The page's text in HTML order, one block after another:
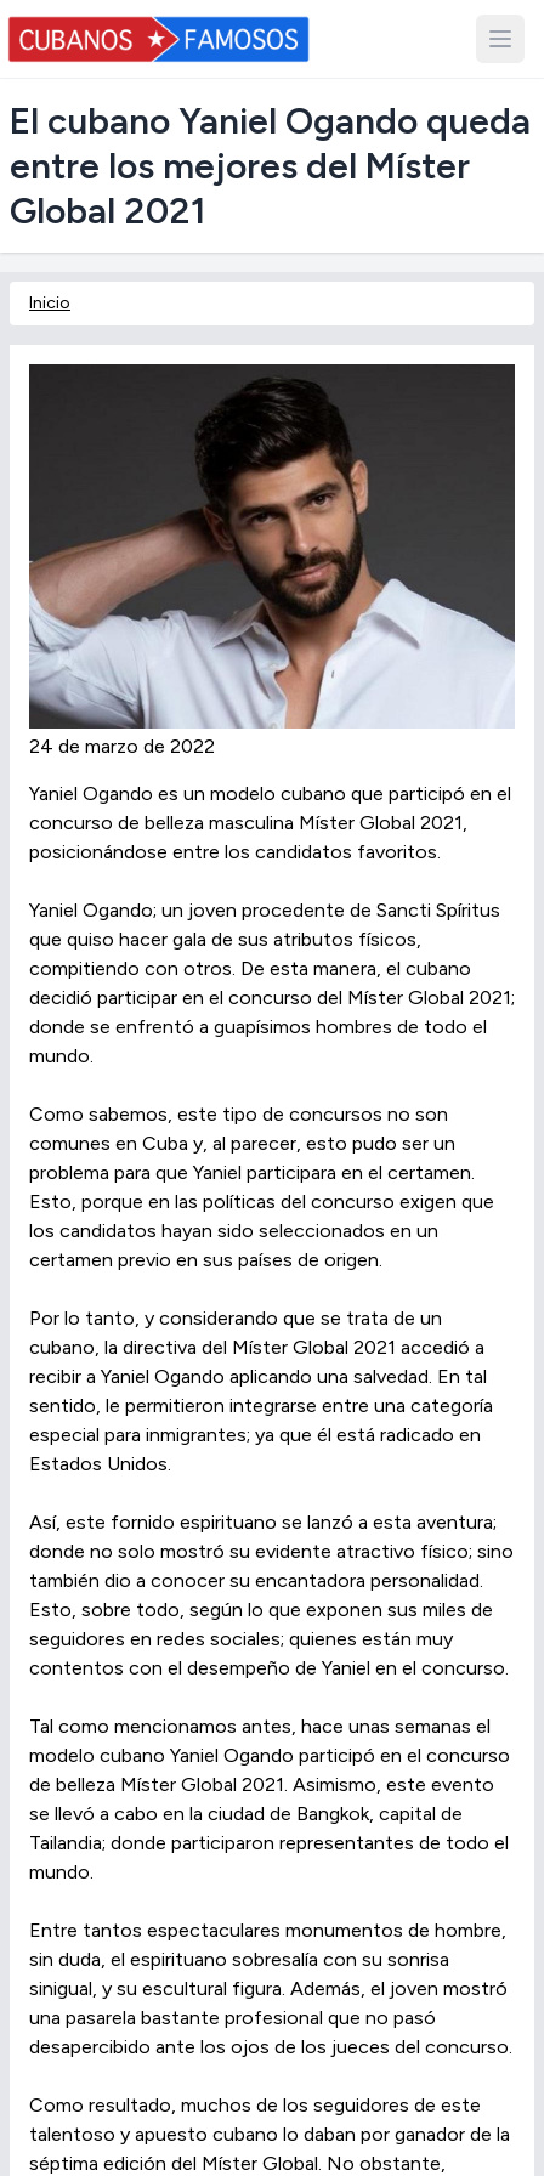
El cubano Yaniel Ogando queda
entre los mejores del Míster
Global 2021
Inicio
24 de marzo de 2022
Yaniel Ogando es un modelo cubano que participó en el
concurso de belleza masculina Míster Global 2021,
posicionándose entre los candidatos favoritos.
Yaniel Ogando; un joven procedente de Sancti Spíritus
que quiso hacer gala de sus atributos físicos,
compitiendo con otros. De esta manera, el cubano
decidió participar en el concurso del Míster Global 2021;
donde se enfrentó a guapísimos hombres de todo el
mundo.
Como sabemos, este tipo de concursos no son
comunes en Cuba y, al parecer, esto pudo ser un
problema para que Yaniel participara en el certamen.
Esto, porque en las políticas del concurso exigen que
los candidatos hayan sido seleccionados en un
certamen previo en sus países de origen.
Por lo tanto, y considerando que se trata de un
cubano, la directiva del Míster Global 2021 accedió a
recibir a Yaniel Ogando aplicando una salvedad. En tal
sentido, le permitieron integrarse entre una categoría
especial para inmigrantes; ya que él está radicado en
Estados Unidos.
Así, este fornido espirituano se lanzó a esta aventura;
donde no solo mostró su evidente atractivo físico; sino
también dio a conocer su encantadora personalidad.
Esto, sobre todo, según lo que exponen sus miles de
seguidores en redes sociales; quienes están muy
contentos con el desempeño de Yaniel en el concurso.
Tal como mencionamos antes, hace unas semanas el
modelo cubano Yaniel Ogando participó en el concurso
de belleza Míster Global 2021. Asimismo, este evento
se llevó a cabo en la ciudad de Bangkok, capital de
Tailandia; donde participaron representantes de todo el
mundo.
Entre tantos espectaculares monumentos de hombre,
sin duda, el espirituano sobresalía con su sonrisa
sinigual, y su escultural figura. Además, el joven mostró
una pasarela bastante profesional que no pasó
desapercibido ante los ojos de los jueces del concurso.
Como resultado, muchos de los seguidores de este
talentoso y apuesto cubano lo daban por ganador de la
séptima edición del Míster Global. No obstante,